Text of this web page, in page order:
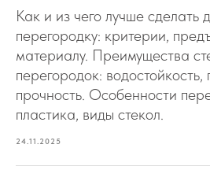
Как и из чего лучше сделать
перегородку: критерии,
материалу. Преимущества
перегородок: водостойкость,
прочность. Особенности
пластика, виды стекол.
24.11.2025